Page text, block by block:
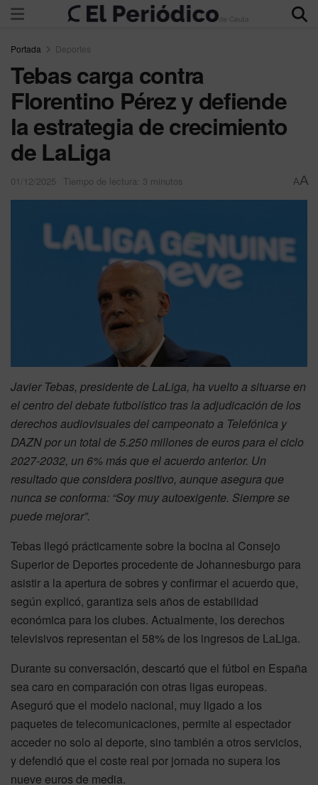
Portada Deportes
Tebas carga contra
Florentino Pérez y defiende
la estrategia de crecimiento
de LaLiga
01/12/2025 Tiempo de lectura: 3 minutos AA
Javier Tebas, presidente de LaLiga, ha vuelto a situarse en
el centro del debate futbolístico tras la adjudicación de los
derechos audiovisuales del campeonato a Telefónica y
DAZN por un total de 5.250 millones de euros para el ciclo
2027-2032, un 6% más que el acuerdo anterior. Un
resultado que considera positivo, aunque asegura que
nunca se conforma: “Soy muy autoexigente. Siempre se
puede mejorar”.
Tebas llegó prácticamente sobre la bocina al Consejo
Superior de Deportes procedente de Johannesburgo para
asistir a la apertura de sobres y confirmar el acuerdo que,
según explicó, garantiza seis años de estabilidad
económica para los clubes. Actualmente, los derechos
televisivos representan el 58% de los ingresos de LaLiga.
Durante su conversación, descartó que el fútbol en España
sea caro en comparación con otras ligas europeas.
Aseguró que el modelo nacional, muy ligado a los
paquetes de telecomunicaciones, permite al espectador
acceder no solo al deporte, sino también a otros servicios,
y defendió que el coste real por jornada no supera los
nueve euros de media.